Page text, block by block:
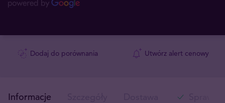
Dodaj do porównania Utwórz alert cenowy
Informacje